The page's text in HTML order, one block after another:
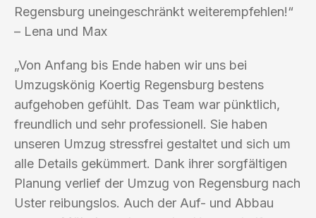
Regensburg uneingeschränkt weiterempfehlen!“
– Lena und Max
„Von Anfang bis Ende haben wir uns bei
Umzugskönig Koertig Regensburg bestens
aufgehoben gefühlt. Das Team war pünktlich,
freundlich und sehr professionell. Sie haben
unseren Umzug stressfrei gestaltet und sich um
alle Details gekümmert. Dank ihrer sorgfältigen
Planung verlief der Umzug von Regensburg nach
Uster reibungslos. Auch der Auf- und Abbau